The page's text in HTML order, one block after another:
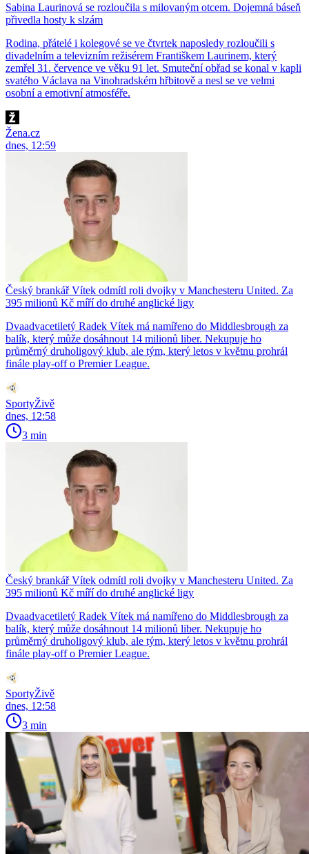
Sabina Laurinová se rozloučila s milovaným otcem. Dojemná báseň
přivedla hosty k slzám
Rodina, přátelé i kolegové se ve čtvrtek naposledy rozloučili s
divadelním a televizním režisérem Františkem Laurinem, který
zemřel 31. července ve věku 91 let. Smuteční obřad se konal v kapli
svatého Václava na Vinohradském hřbitově a nesl se ve velmi
osobní a emotivní atmosféře.
Žena.cz
dnes, 12:59
Český brankář Vítek odmítl roli dvojky v Manchesteru United. Za
395 milionů Kč míří do druhé anglické ligy
Dvaadvacetiletý Radek Vítek má namířeno do Middlesbrough za
balík, který může dosáhnout 14 milionů liber. Nekupuje ho
průměrný druholigový klub, ale tým, který letos v květnu prohrál
finále play-off o Premier League.
SportyŽivě
dnes, 12:58
3 min
Český brankář Vítek odmítl roli dvojky v Manchesteru United. Za
395 milionů Kč míří do druhé anglické ligy
Dvaadvacetiletý Radek Vítek má namířeno do Middlesbrough za
balík, který může dosáhnout 14 milionů liber. Nekupuje ho
průměrný druholigový klub, ale tým, který letos v květnu prohrál
finále play-off o Premier League.
SportyŽivě
dnes, 12:58
3 min